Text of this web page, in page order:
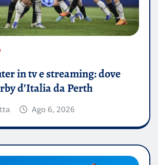
in tv e streaming: dove
d’Italia da Perth
Ago 6, 2026